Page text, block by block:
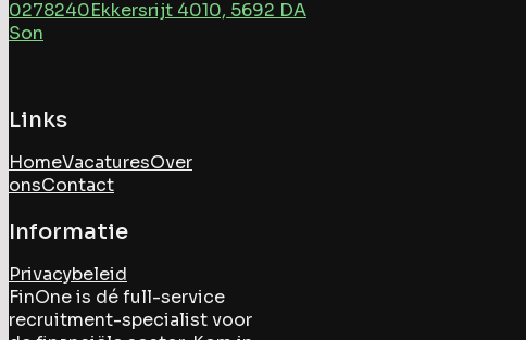
0278240Ekkersrijt 4010, 5692 DA
Son
Links
HomeVacaturesOver
onsContact
Informatie
Privacybeleid
FinOne is dé full-service
recruitment-specialist voor